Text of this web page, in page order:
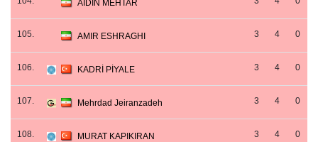
AIDIN MEHTAR
105. AMIR ESHRAGHI 3 4 0
106. KADRİ PİYALE 3 4 0
107. Mehrdad Jeiranzadeh 3 4 0
108. MURAT KAPIKIRAN 3 4 0